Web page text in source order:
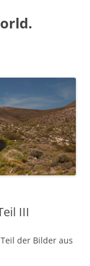
III
der Bilder aus